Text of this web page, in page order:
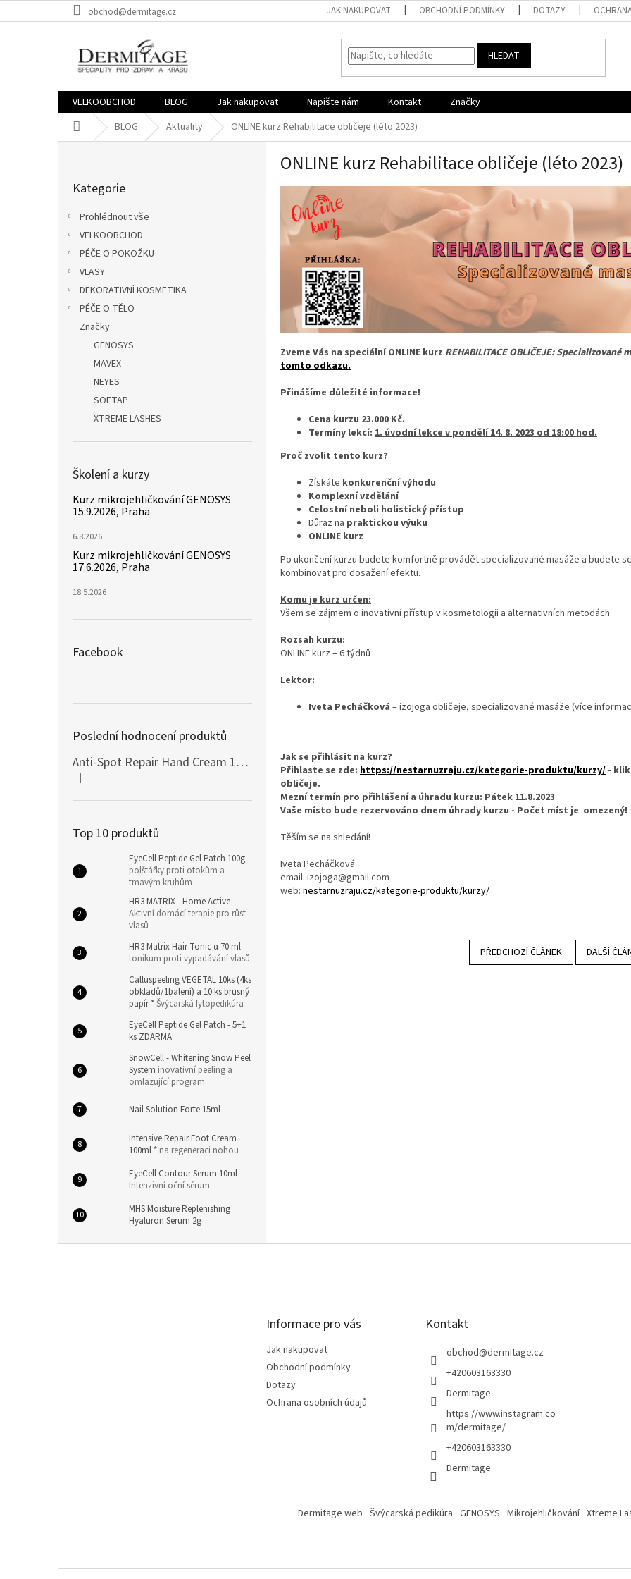
na
obchod@dermitage.cz JAK NAKUPOVAT OBCHODNÍ PODMÍNKY DOTAZY
HLEDAT
VELKOOBCHOD BLOG Jak nakupovat Napište nám Kontakt
Značky
Domů BLOG Aktuality ONLINE kurz Rehabilitace obličeje (léto 2023)
kategorie
Kategorie
Prohlédnout vše
VELKOOBCHOD
PÉČE O POKOŽKU
VLASY
DEKORATIVNÍ KOSMETIKA
PÉČE O TĚLO
Značky
GENOSYS
MAVEX
NEYES
SOFTAP
XTREME LASHES
Školení a kurzy
Kurz mikrojehličkování GENOSYS
15.9.2026, Praha
6.8.2026
Kurz mikrojehličkování GENOSYS
17.6.2026, Praha
18.5.2026
Facebook
Poslední hodnocení produktů
Anti-Spot Repair Hand Cream 100ml Botanic SPA
Hodnocení produktu je 5 z 5 hvězdiček.
|
Top 10 produktů
EyeCell Peptide Gel Patch 100g
polštářky proti otokům a
tmavým kruhům
HR3 MATRIX - Home Active
Aktivní domácí terapie pro růst
vlasů
HR3 Matrix Hair Tonic α 70 ml
tonikum proti vypadávání vlasů
Calluspeeling VEGETAL 10ks (4ks
obkladů/1balení) a 10 ks brusný
papír *Švýcarská fytopedikúra
EyeCell Peptide Gel Patch - 5+1
ks ZDARMA
SnowCell - Whitening Snow Peel
System inovativní peeling a
omlazující program
Nail Solution Forte 15ml
Intensive Repair Foot Cream
100ml * na regeneraci nohou
EyeCell Contour Serum 10ml
Intenzivní oční sérum
MHS Moisture Replenishing
Hyaluron Serum 2g
ONLINE kurz Rehabilitace obličeje (léto 2023)
Zveme Vás na speciální ONLINE kurz REHABILITACE OBLIČEJE: Specializované
tomto odkazu.
Přinášíme důležité informace!
Cena kurzu 23.000 Kč.
Termíny lekcí: 1. úvodní lekce v pondělí 14. 8. 2023 od 18:00 hod.
Proč zvolit tento kurz?
Získáte konkurenční výhodu
Komplexní vzdělání
Celostní neboli holistický přístup
Důraz na praktickou výuku
ONLINE kurz
Po ukončení kurzu budete komfortně provádět specializované masáže a budete
kombinovat pro dosažení efektu.
Komu je kurz určen:
Všem se zájmem o inovativní přístup v kosmetologii a alternativních metodách
Rozsah kurzu:
ONLINE kurz – 6 týdnů
Lektor:
Iveta Pecháčková – izojoga obličeje, specializované masáže (více
Jak se přihlásit na kurz?
Přihlaste se zde: https://nestarnuzraju.cz/kategorie-produktu/kurzy/ -
obličeje.
Mezní termín pro přihlášení a úhradu kurzu: Pátek 11.8.2023
Vaše místo bude rezervováno dnem úhrady kurzu - Počet míst je omezený!
Těším se na shledání!
Iveta Pecháčková
email: izojoga@gmail.com
web: nestarnuzraju.cz/kategorie-produktu/kurzy/
PŘEDCHOZÍ ČLÁNEK DALŠÍ
Informace pro vás
Jak nakupovat
Obchodní podmínky
Dotazy
Ochrana osobních údajů
Kontakt
obchod@dermitage.cz
+420603163330
Dermitage
https://www.instagram.co
m/dermitage/
+420603163330
Dermitage
Dermitage web Švýcarská pedikúra GENOSYS Mikrojehličkování Xtreme